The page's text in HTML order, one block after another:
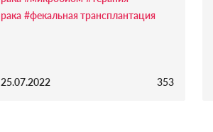
рака #фекальная трансплантация
25.07.2022 353